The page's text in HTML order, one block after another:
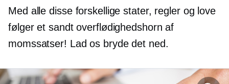
Med alle disse forskellige stater, regler og love
følger et sandt overflødighedshorn af
momssatser! Lad os bryde det ned.